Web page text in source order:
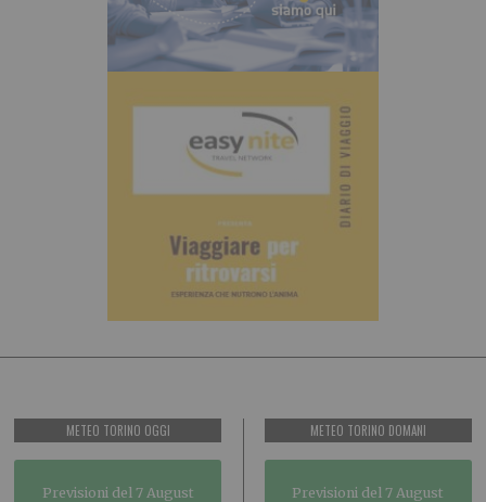
METEO TORINO OGGI
Previsioni del 7 August
METEO TORINO DOMANI
Previsioni del 7 August